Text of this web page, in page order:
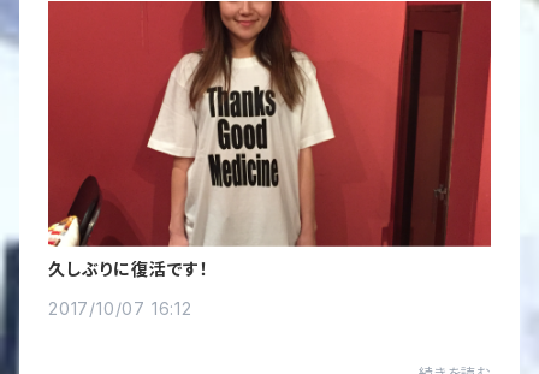
久しぶりに復活です！
2017/10/07 16:12